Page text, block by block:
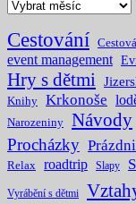
Archivy
Cestování
event management
Hry s dětmi
Knihy Krkonoše
Narozeniny Návody
Procházky
Relax roadtrip Slapy
Vyrábění s dětmi